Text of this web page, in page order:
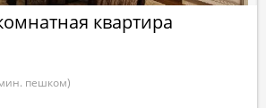
квартира
пешком)